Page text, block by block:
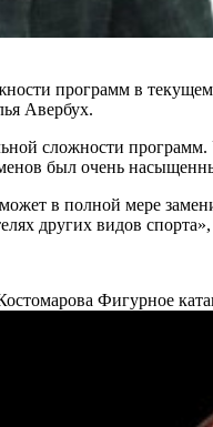
программ в
Авербух.
сложности
был очень
в полной мере
других видов
Фигурное